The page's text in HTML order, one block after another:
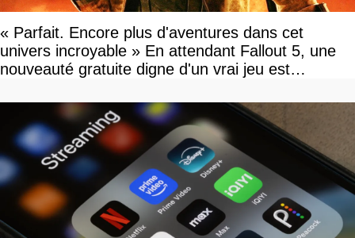
« Parfait. Encore plus d'aventures dans cet
univers incroyable » En attendant Fallout 5, une
nouveauté gratuite digne d'un vrai jeu est